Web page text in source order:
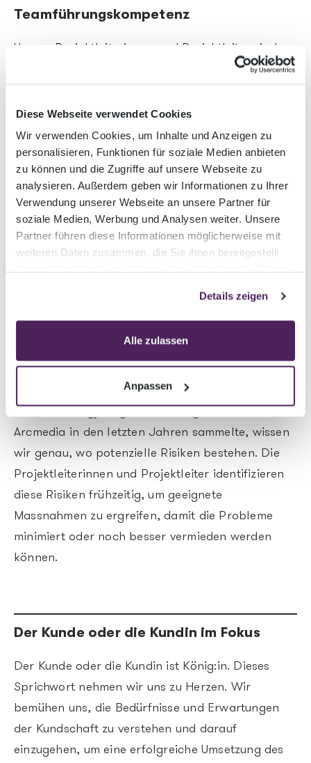
Diese Webseite verwendet Cookies
Wir verwenden Cookies, um Inhalte und Anzeigen zu
personalisieren, Funktionen für soziale Medien anbieten
zu können und die Zugriffe auf unsere Webseite zu
analysieren. Außerdem geben wir Informationen zu Ihrer
Verwendung unserer Webseite an unsere Partner für
soziale Medien, Werbung und Analysen weiter. Unsere
Partner führen diese Informationen möglicherweise mit
weiteren Daten zusammen, die Sie ihnen bereitgestellt
Details zeigen
Alle zulassen
Anpassen
Teamführungskompetenz
Unsere Projektleiterinnen und Projektleiter sind
bestens geeignet, ein Team zu motivieren, zu
definierte Projektziel zu erreichen.
Agilität, um flexibel zu bleiben
Um uns schnell an Veränderungen anzupassen und
flexibel zu bleiben, sind wir agil. Unsere Methoden
im Projektmanagement sind so gewählt, dass Sie
Risikomanagement
Arcmedia in den letzten Jahren sammelte, wissen
wir genau, wo potenzielle Risiken bestehen. Die
Projektleiterinnen und Projektleiter identifizieren
diese Risiken frühzeitig, um geeignete
Massnahmen zu ergreifen, damit die Probleme
minimiert oder noch besser vermieden werden
können.
Der Kunde oder die Kundin im Fokus
Der Kunde oder die Kundin ist König:in. Dieses
Sprichwort nehmen wir uns zu Herzen. Wir
bemühen uns, die Bedürfnisse und Erwartungen
der Kundschaft zu verstehen und darauf
einzugehen, um eine erfolgreiche Umsetzung des